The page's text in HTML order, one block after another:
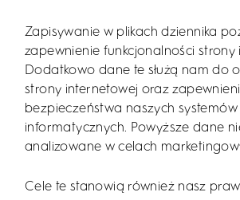
Zapisywanie w plikach dziennika
zapewnienie funkcjonalności strony
Dodatkowo dane te służą nam do
strony internetowej oraz
bezpieczeństwa naszych systemów
informatycznych. Powyższe dane
analizowane w celach
Cele te stanowią również nasz